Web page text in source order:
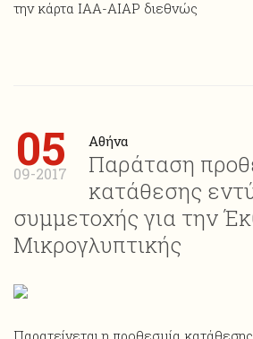
την κάρτα ΙΑΑ-AIAP διεθνώς
05
09-2017
Αθήνα
Παράταση
κατάθεσης
συμμετοχής για την
Μικρογλυπτικής
Παρατείνεται η προθεσμία